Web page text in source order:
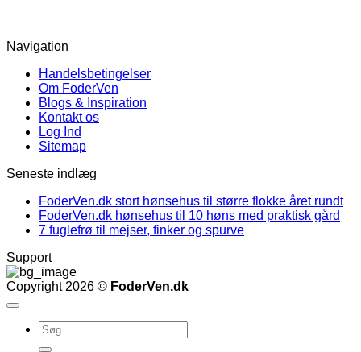
Navigation
Handelsbetingelser
Om FoderVen
Blogs & Inspiration
Kontakt os
Log Ind
Sitemap
Seneste indlæg
FoderVen.dk stort hønsehus til større flokke året rundt
FoderVen.dk hønsehus til 10 høns med praktisk gård
7 fuglefrø til mejser, finker og spurve
Support
Copyright 2026 © FoderVen.dk
Søg
efter: